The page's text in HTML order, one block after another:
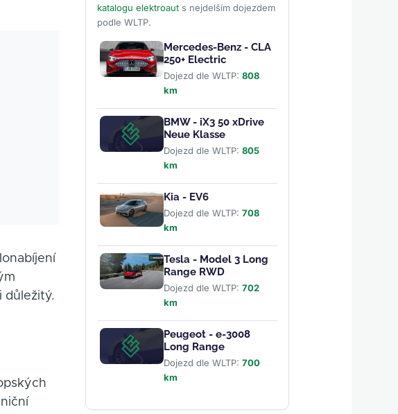
důležitý.
katalogu elektroauts nejdelším dojezdem
podle WLTP.
Mercedes-Benz - CLA
250+ Electric
Dojezd dle WLTP: 808
km
BMW - iX3 50 xDrive
Neue Klasse
Dojezd dle WLTP: 805
km
Kia - EV6
Dojezd dle WLTP: 708
km
Tesla - Model 3 Long
Range RWD
Dojezd dle WLTP: 702
km
Peugeot - e-3008
Long Range
Dojezd dle WLTP: 700
km